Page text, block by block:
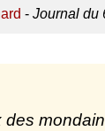
- Journal du
des